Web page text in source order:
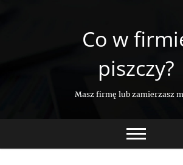
Co w
piszczy?
Masz firmę lub zamierzasz